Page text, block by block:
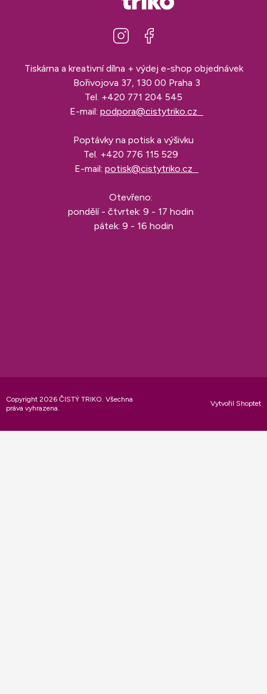
Tiskárna a kreativní dílna + výdej e-shop objednávek
Bořivojova 37, 130 00 Praha 3
Tel. +420 771 204 545
E-mail: podpora@cistytriko.cz
Poptávky na potisk a výšivku
Tel. +420 776 115 529
E-mail: potisk@cistytriko.cz
Otevřeno:
pondělí - čtvrtek: 9 - 17 hodin
pátek: 9 - 16 hodin
Vytvořil Shoptet
Copyright 2026 ČISTÝ TRIKO . Všechna
práva vyhrazena.